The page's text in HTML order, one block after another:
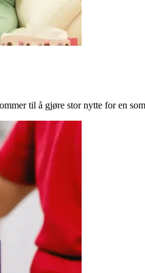
til å gjøre stor nytte for en